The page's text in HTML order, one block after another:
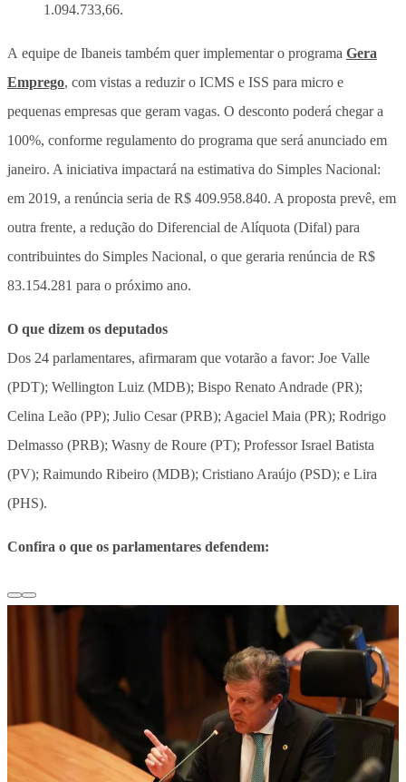
1.094.733,66.
A equipe de Ibaneis também quer implementar o programa Gera
Emprego, com vistas a reduzir o ICMS e ISS para micro e
pequenas empresas que geram vagas. O desconto poderá chegar a
100%, conforme regulamento do programa que será anunciado em
janeiro. A iniciativa impactará na estimativa do Simples Nacional:
em 2019, a renúncia seria de R$ 409.958.840. A proposta prevê, em
outra frente, a redução do Diferencial de Alíquota (Difal) para
contribuintes do Simples Nacional, o que geraria renúncia de R$
83.154.281 para o próximo ano.
O que dizem os deputados
Dos 24 parlamentares, afirmaram que votarão a favor: Joe Valle
(PDT); Wellington Luiz (MDB); Bispo Renato Andrade (PR);
Celina Leão (PP); Julio Cesar (PRB); Agaciel Maia (PR); Rodrigo
Delmasso (PRB); Wasny de Roure (PT); Professor Israel Batista
(PV); Raimundo Ribeiro (MDB); Cristiano Araújo (PSD); e Lira
(PHS).
Confira o que os parlamentares defendem: